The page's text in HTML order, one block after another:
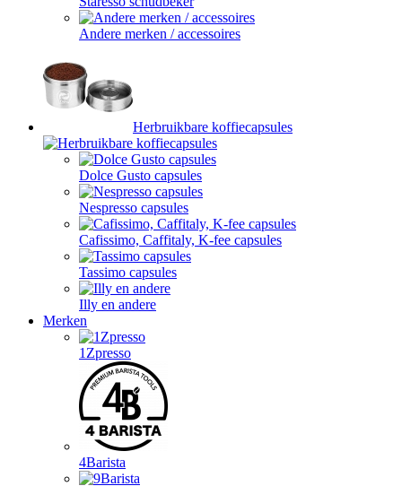
Andere merken / accessoires
Herbruikbare koffiecapsules
Dolce Gusto capsules
Nespresso capsules
Cafissimo, Caffitaly, K-fee capsules
Tassimo capsules
Illy en andere
Merken
1Zpresso
4Barista